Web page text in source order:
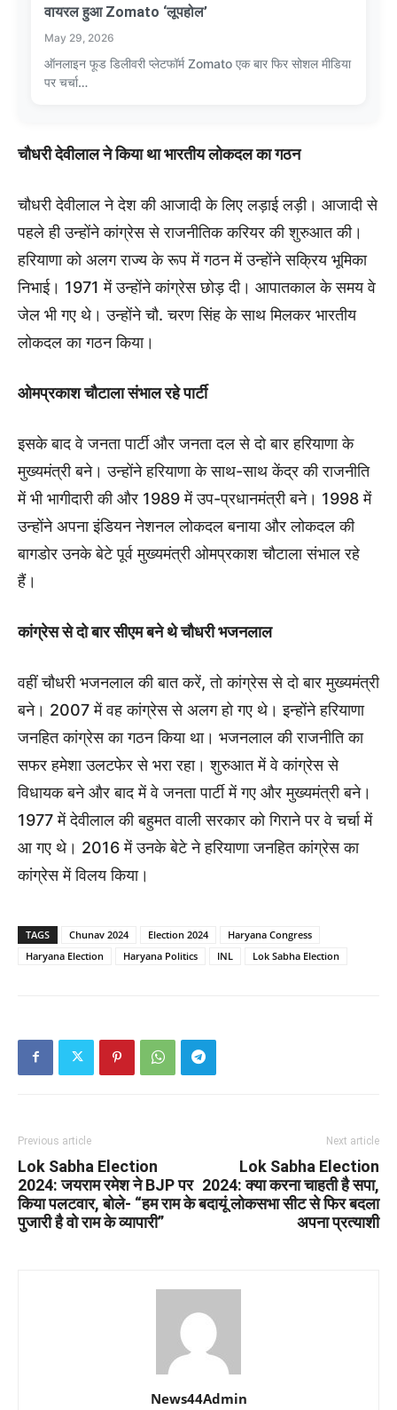
वायरल हुआ Zomato ‘लूपहोल’
May 29, 2026
ऑनलाइन फूड डिलीवरी प्लेटफॉर्म Zomato एक बार फिर सोशल मीडिया
पर चर्चा…
चौधरी देवीलाल ने किया था भारतीय लोकदल का गठन
चौधरी देवीलाल ने देश की आजादी के लिए लड़ाई लड़ी। आजादी से
पहले ही उन्होंने कांग्रेस से राजनीतिक करियर की शुरुआत की।
हरियाणा को अलग राज्य के रूप में गठन में उन्होंने सक्रिय भूमिका
निभाई। 1971 में उन्होंने कांग्रेस छोड़ दी। आपातकाल के समय वे
जेल भी गए थे। उन्होंने चौ. चरण सिंह के साथ मिलकर भारतीय
लोकदल का गठन किया।
ओमप्रकाश चौटाला संभाल रहे पार्टी
इसके बाद वे जनता पार्टी और जनता दल से दो बार हरियाणा के
मुख्यमंत्री बने। उन्होंने हरियाणा के साथ-साथ केंद्र की राजनीति
में भी भागीदारी की और 1989 में उप-प्रधानमंत्री बने। 1998 में
उन्होंने अपना इंडियन नेशनल लोकदल बनाया और लोकदल की
बागडोर उनके बेटे पूर्व मुख्यमंत्री ओमप्रकाश चौटाला संभाल रहे
हैं।
कांग्रेस से दो बार सीएम बने थे चौधरी भजनलाल
वहीं चौधरी भजनलाल की बात करें, तो कांग्रेस से दो बार मुख्यमंत्री
बने। 2007 में वह कांग्रेस से अलग हो गए थे। इन्होंने हरियाणा
जनहित कांग्रेस का गठन किया था। भजनलाल की राजनीति का
सफर हमेशा उलटफेर से भरा रहा। शुरुआत में वे कांग्रेस से
विधायक बने और बाद में वे जनता पार्टी में गए और मुख्यमंत्री बने।
1977 में देवीलाल की बहुमत वाली सरकार को गिराने पर वे चर्चा में
आ गए थे। 2016 में उनके बेटे ने हरियाणा जनहित कांग्रेस का
कांग्रेस में विलय किया।
TAGS Chunav 2024 Election 2024
Haryana Congress
Haryana Election
Haryana Politics INL Lok Sabha Election
Previous article
Lok Sabha Election
2024: जयराम रमेश ने BJP पर
किया पलटवार, बोले- “हम राम के
पुजारी है वो राम के व्यापारी”
Next article
Lok Sabha Election
2024: क्या करना चाहती है सपा,
बदायूं लोकसभा सीट से फिर बदला
अपना प्रत्याशी
News44Admin